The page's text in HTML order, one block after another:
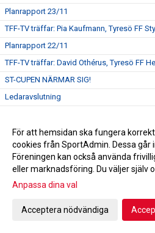
Planrapport 23/11
TFF-TV träffar: Pia Kaufmann, Tyresö FF
Planrapport 22/11
TFF-TV träffar: David Othérus, Tyresö FF
ST-CUPEN NÄRMAR SIG!
Ledaravslutning
TACK!
Dragning Andelslotteriet
TFF-TV träffar: Emilia Åberg & Tuva
Emilia Ågren och Tuva Swanberg till
TFF-TV träffar: Alice Bengtzon Scheele
För att hemsidan ska fungera
cookies från SportAdmin. Dessa går
Föreningen kan också använda
eller marknadsföring. Du väljer själv
Anpassa dina val
Acceptera nödvändiga